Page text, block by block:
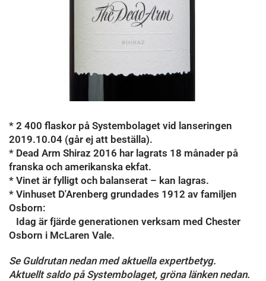
* 2 400 flaskor på Systembolaget vid lanseringen
2019.10.04 (går ej att beställa).
* Dead Arm Shiraz 2016 har lagrats 18 månader på
franska och amerikanska ekfat.
* Vinet är fylligt och balanserat – kan lagras.
* Vinhuset D'Arenberg grundades 1912 av familjen
Osborn:
Idag är fjärde generationen verksam med Chester
Osborn i McLaren Vale.
Se Guldrutan nedan med aktuella expertbetyg.
Aktuellt saldo på Systembolaget, gröna länken nedan.